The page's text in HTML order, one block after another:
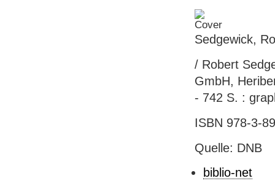
Sedgewick,
/ Robert
GmbH,
- 742 S. :
ISBN 978-3-
Quelle: DNB
biblio-net